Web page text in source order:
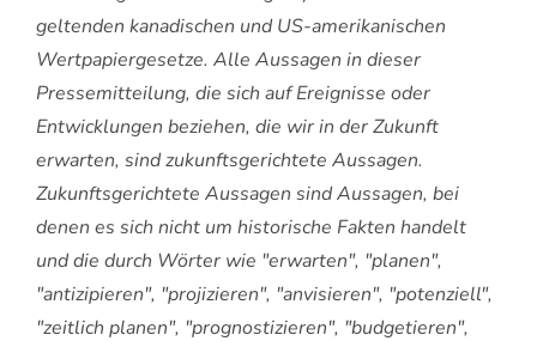
geltenden kanadischen und US-amerikanischen
Wertpapiergesetze. Alle Aussagen in dieser
Pressemitteilung, die sich auf Ereignisse oder
Entwicklungen beziehen, die wir in der Zukunft
erwarten, sind zukunftsgerichtete Aussagen.
Zukunftsgerichtete Aussagen sind Aussagen, bei
denen es sich nicht um historische Fakten handelt
und die durch Wörter wie "erwarten", "planen",
"antizipieren", "projizieren", "anvisieren", "potenziell",
"zeitlich planen", "prognostizieren", "budgetieren",